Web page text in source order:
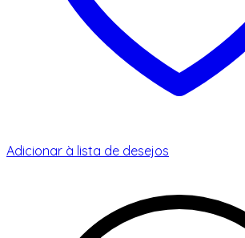
Adicionar à lista de desejos